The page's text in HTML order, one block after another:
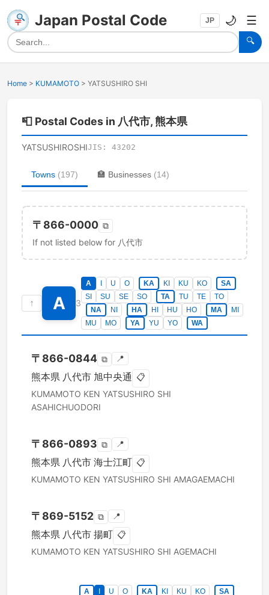
Japan Postal Code
🔍
JP 🌙 ☰
Home > KUMAMOTO > YATSUSHIRO SHI
📮 Postal Codes in 八代市, 熊本県
YATSUSHIROSHIJIS: 43202
Towns (197) 🏣 Businesses (14)
〒 866-0000 ⧉
If not listed below for 八代市
↑ A 3
A U O KA KI KU KO
SA
SI
SU SE SO TA TU TE
TO
NA
NI HA HI HU HO MA
MI
MU
MO YA YU YO WA
〒 866-0844 ⧉ 📍
熊本県 八代市 旭中央通 📋
KUMAMOTO KEN YATSUSHIRO SHI
ASAHICHUODORI
〒 866-0893 ⧉ 📍
熊本県 八代市 海士江町 📋
KUMAMOTO KEN YATSUSHIRO SHI AMAGAEMACHI
〒 869-5152 ⧉ 📍
熊本県 八代市 揚町 📋
KUMAMOTO KEN YATSUSHIRO SHI AGEMACHI
A U O KA KI KU KO
SA